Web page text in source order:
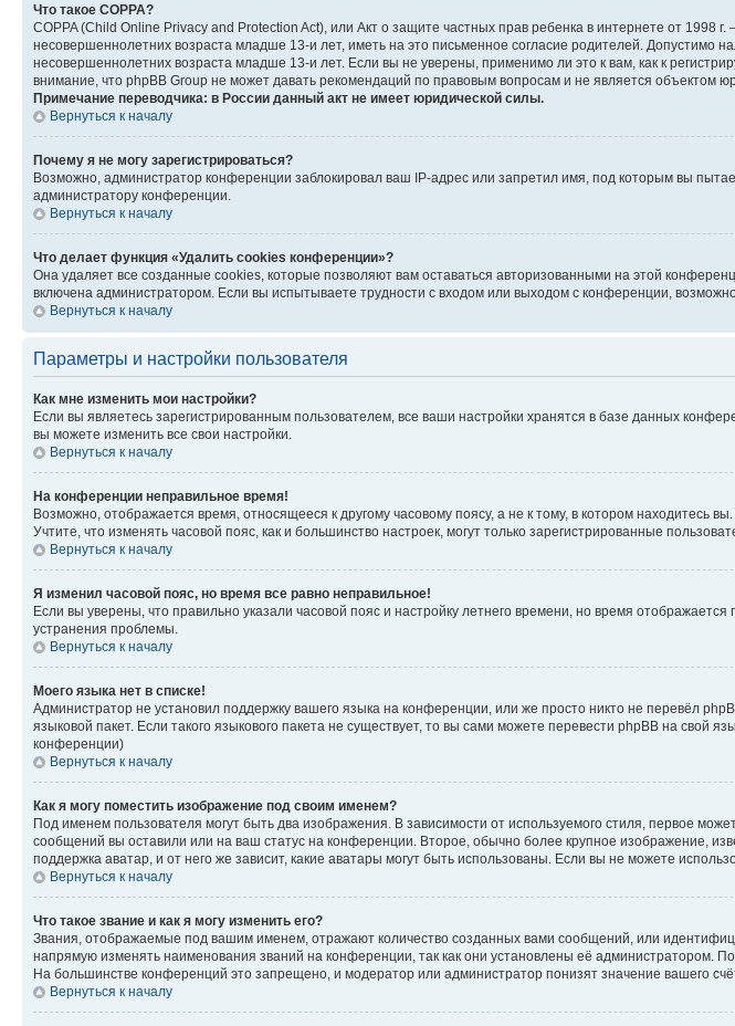
Что такое COPPA?
COPPA (Child Online Privacy and Protection Act), или Акт о защите частных прав ребенка в интернете от
несовершеннолетних возраста младше 13-и лет, иметь на это письменное согласие родителей. Допустимо
несовершеннолетних возраста младше 13-и лет. Если вы не уверены, применимо ли это к вам, как к
внимание, что phpBB Group не может давать рекомендаций по правовым вопросам и не является объектом
Примечание переводчика: в России данный акт не имеет юридической силы.
Вернуться к началу
Почему я не могу зарегистрироваться?
Возможно, администратор конференции заблокировал ваш IP-адрес или запретил имя, под которым вы
администратору конференции.
Вернуться к началу
Что делает функция «Удалить cookies конференции»?
Она удаляет все созданные cookies, которые позволяют вам оставаться авторизованными на этой
включена администратором. Если вы испытываете трудности с входом или выходом с конференции,
Вернуться к началу
Параметры и настройки пользователя
Как мне изменить мои настройки?
Если вы являетесь зарегистрированным пользователем, все ваши настройки хранятся в базе данных
вы можете изменить все свои настройки.
Вернуться к началу
На конференции неправильное время!
Возможно, отображается время, относящееся к другому часовому поясу, а не к тому, в котором находитесь
Учтите, что изменять часовой пояс, как и большинство настроек, могут только зарегистрированные
Вернуться к началу
Я изменил часовой пояс, но время все равно неправильное!
Если вы уверены, что правильно указали часовой пояс и настройку летнего времени, но время
устранения проблемы.
Вернуться к началу
Моего языка нет в списке!
Администратор не установил поддержку вашего языка на конференции, или же просто никто не перевёл
языковой пакет. Если такого языкового пакета не существует, то вы сами можете перевести phpBB на
конференции)
Вернуться к началу
Как я могу поместить изображение под своим именем?
Под именем пользователя могут быть два изображения. В зависимости от используемого стиля, первое
сообщений вы оставили или на ваш статус на конференции. Второе, обычно более крупное изображение,
поддержка аватар, и от него же зависит, какие аватары могут быть использованы. Если вы не можете
Вернуться к началу
Что такое звание и как я могу изменить его?
Звания, отображаемые под вашим именем, отражают количество созданных вами сообщений, или
напрямую изменять наименования званий на конференции, так как они установлены её администратором.
На большинстве конференций это запрещено, и модератор или администратор понизят значение вашего
Вернуться к началу